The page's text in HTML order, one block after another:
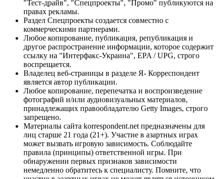
"Тест-драйв", "Спецпроекты", "Промо" публикуются на
правах рекламы.
Раздел Спецпроекты создается совместно с
коммерческими партнерами.
Любое копирование, публикация, републикация и
другое распространение информации, которое содержит
ссылку на "Интерфакс-Украина", EPA / UPG, строго
воспрещается.
Владелец веб-страницы в разделе Я- Корреспондент
является автор публикации.
Любое копирование, перепечатка и воспроизведение
фотографий и/или аудиовизуальных материалов,
принадлежащих правообладателю Getty Images, строго
запрещено.
Материалы сайта korrespondent.net предназначены для
лиц старше 21 года (21+). Участие в азартных играх
может вызвать игровую зависимость. Соблюдайте
правила (принципы) ответственной игры. При
обнаружении первых признаков зависимости
немедленно обратитесь к специалисту. Помните, что